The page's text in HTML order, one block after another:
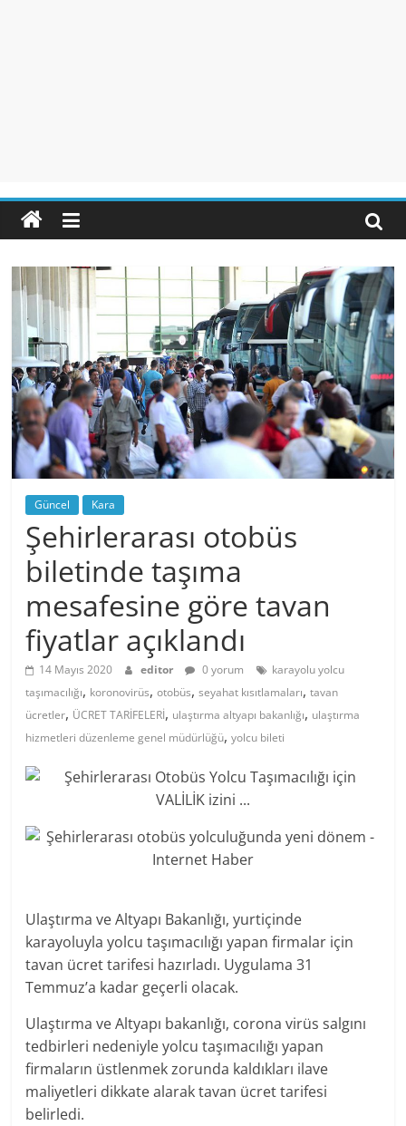
Güncel Kara
Şehirlerarası otobüs
biletinde taşıma
mesafesine göre tavan
fiyatlar açıklandı
14 Mayıs 2020 editor 0 yorum
karayolu yolcu
taşımacılığı, koronovirüs,otobüs,seyahat kısıtlamaları,tavan
ücretler, ÜCRET TARİFELERİ, ulaştırma altyapı bakanlığı, ulaştırma
hizmetleri düzenleme genel müdürlüğü,yolcu bileti
Ulaştırma ve Altyapı Bakanlığı, yurtiçinde
karayoluyla yolcu taşımacılığı yapan firmalar için
tavan ücret tarifesi hazırladı. Uygulama 31
Temmuz’a kadar geçerli olacak.
Ulaştırma ve Altyapı bakanlığı, corona virüs salgını
tedbirleri nedeniyle yolcu taşımacılığı yapan
firmaların üstlenmek zorunda kaldıkları ilave
maliyetleri dikkate alarak tavan ücret tarifesi
belirledi.